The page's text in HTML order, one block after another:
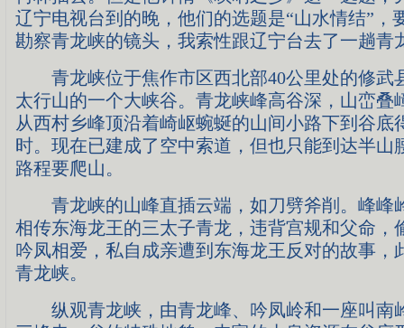
辽宁电视台到的晚，他们的选题是“山水情结”，
勘察青龙峡的镜头，我索性跟辽宁台去了一趟青
青龙峡位于焦作市区西北部40公里处的修武
太行山的一个大峡谷。青龙峡峰高谷深，山峦叠
从西村乡峰顶沿着崎岖蜿蜒的山间小路下到谷底
时。现在已建成了空中索道，但也只能到达半山
路程要爬山。
青龙峡的山峰直插云端，如刀劈斧削。峰峰
相传东海龙王的三太子青龙，违背宫规和父命，
吟凤相爱，私自成亲遭到东海龙王反对的故事，
青龙峡。
纵观青龙峡，由青龙峰、吟凤岭和一座叫南